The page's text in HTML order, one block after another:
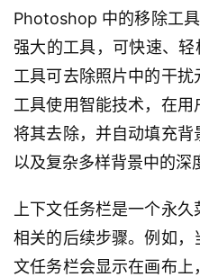
Photoshop 中的移除工
强大的工具，可快速、
工具可去除照片中的干
工具使用智能技术，在
将其去除，并自动填充
以及复杂多样背景中的深
上下文任务栏是一个永
相关的后续步骤。例如
文任务栏会显示在画布